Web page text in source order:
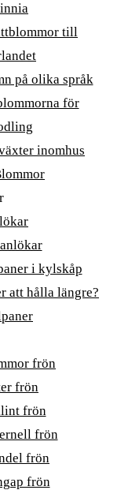
till
på olika språk
för
inomhus
i kylskåp
att hålla längre?
frön
frön
frön
frön
frön
frön